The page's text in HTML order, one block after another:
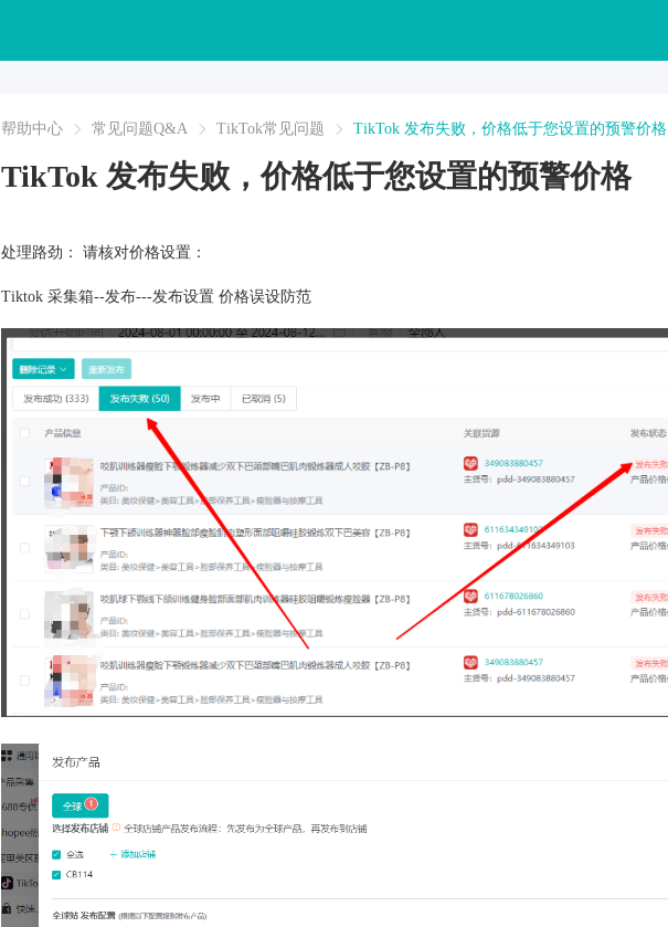
帮助中心 常见问题Q&A TikTok常见问题 TikTok 发布失败，价格低于您设置的预警价格
TikTok 发布失败，价格低于您设置的预警价格
处理路劲： 请核对价格设置：
Tiktok 采集箱--发布---发布设置 价格误设防范